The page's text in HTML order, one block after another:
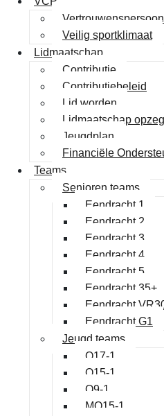
Vertrouwenspersoon
Veilig sportklimaat
Lidmaatschap
Contributie
Contributiebeleid
Lid worden
Lidmaatschap
Jeugdplan
Financiële
Teams
Senioren teams
Eendracht 1
Eendracht 2
Eendracht 3
Eendracht 4
Eendracht 5
Eendracht 35+
Eendracht
Eendracht G1
Jeugd teams
O17-1
O15-1
O9-1
MO15-1